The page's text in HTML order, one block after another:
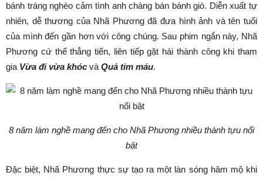
bánh tráng nghèo cảm tình anh chàng bán bánh giò. Diễn xuất tự
nhiên, dễ thương của Nhã Phương đã đưa hình ảnh và tên tuổi
của mình đến gần hơn với công chúng. Sau phim ngắn này, Nhã
Phương cứ thế thẳng tiến, liên tiếp gặt hái thành công khi tham
gia Vừa đi vừa khóc và Quả tim máu.
8 năm làm nghề mang đến cho Nhã Phương nhiều thành tựu nổi
bật
Đặc biệt, Nhã Phương thực sự tạo ra một làn sóng hâm mộ khi